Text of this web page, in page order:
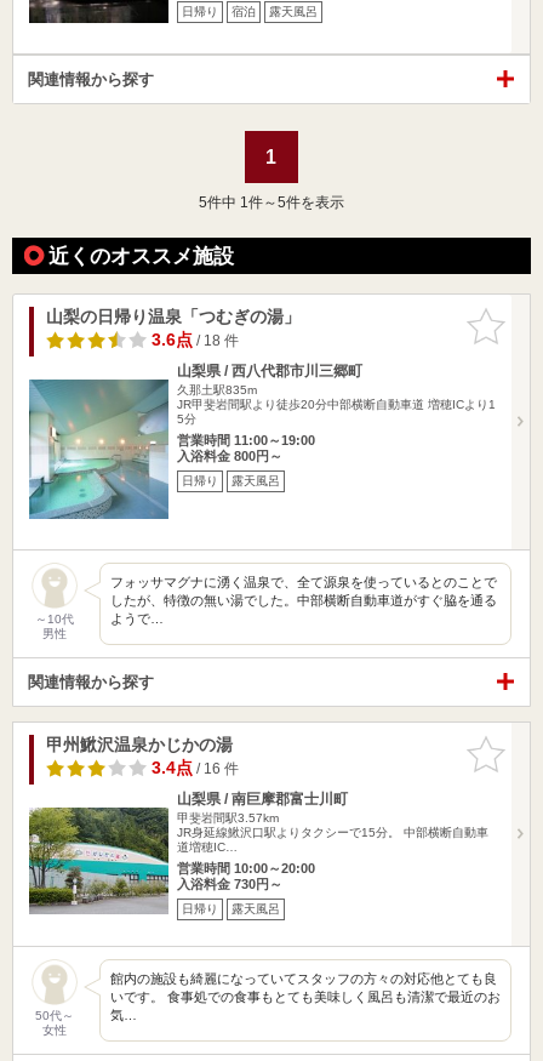
日帰り 宿泊 露天風呂
関連情報から探す
1
5件中 1件～5件を表示
近くのオススメ施設
お気に入
りに追加
山梨の日帰り温泉「つむぎの湯」
3.6点/ 18 件
山梨県 / 西八代郡市川三郷町
久那土駅835m
JR甲斐岩間駅より徒歩20分中部横断自動車道 増穂ICより1
5分
営業時間 11:00～19:00
入浴料金 800円～
日帰り 露天風呂
～10代
男性
フォッサマグナに湧く温泉で、全て源泉を使っているとのことで
したが、特徴の無い湯でした。中部横断自動車道がすぐ脇を通る
ようで…
関連情報から探す
お気に入
りに追加
甲州鰍沢温泉かじかの湯
3.4点/ 16 件
山梨県 / 南巨摩郡富士川町
甲斐岩間駅3.57km
JR身延線鰍沢口駅よりタクシーで15分。 中部横断自動車
道増穂IC…
営業時間 10:00～20:00
入浴料金 730円～
日帰り 露天風呂
50代～
女性
館内の施設も綺麗になっていてスタッフの方々の対応他とても良
いです。 食事処での食事もとても美味しく風呂も清潔で最近のお
気…